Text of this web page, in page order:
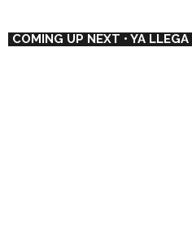
COMING UP NEXT • YA LLEGA